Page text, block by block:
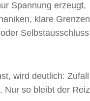
Spannung erzeugt,
klare Grenzen
Selbstausschluss
wird deutlich: Zufall
Nur so bleibt der Reiz